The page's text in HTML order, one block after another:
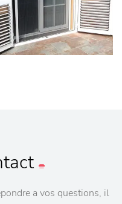
a vos questions, il